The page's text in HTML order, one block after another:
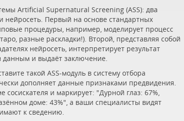
Artificial Supernatural Screening (ASS): два
нейросеть. Первый на основе стандартных
процедуры, например, моделирует процесс
разные раскладки!). Второй, представляя собой
нейросеть, интерпретирует результат
и выдаёт заключение.
такой ASS-модуль в систему отбора
дополняет данные признаками предвидения.
сосискателя и маркирует: "Дурной глаз: 67%,
доме: 43%", а ваши специалисты видят
к сведению.